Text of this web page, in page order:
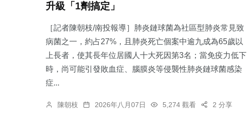
升級「1劑搞定」
［記者陳朝枝/南投報導］肺炎鏈球菌為社區型肺炎常見致
病菌之一，約占27%，且肺炎死亡個案中逾九成為65歲以
上長者，使其長年位居國人十大死因第3名；當免疫力低下
時，尚可能引發敗血症、腦膜炎等侵襲性肺炎鏈球菌感染
症...
陳朝枝 2026年八月07日 5,274 觀看 2 分享